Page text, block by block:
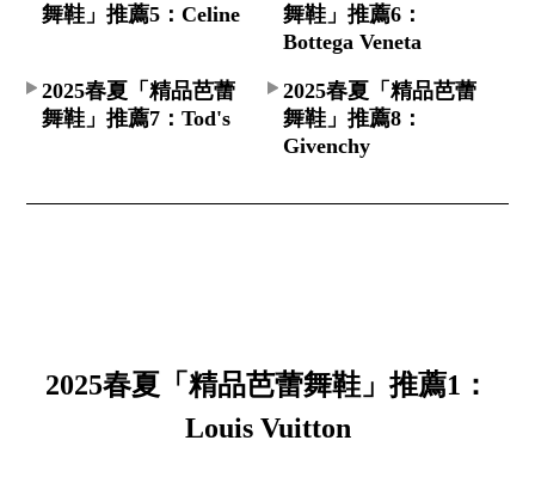
舞鞋」推薦5：Celine
舞鞋」推薦6：
Bottega Veneta
2025春夏「精品芭蕾
舞鞋」推薦7：Tod's
2025春夏「精品芭蕾
舞鞋」推薦8：
Givenchy
2025春夏「精品芭蕾舞鞋」推薦1：
Louis Vuitton